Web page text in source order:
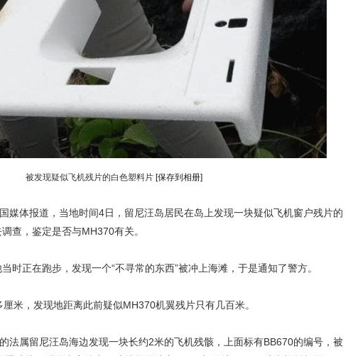
被发现疑似飞机残片的白色塑料片 [保存到相册]
体报道，当地时间4日，留尼汪岛居民在岛上发现一块疑似飞机窗户残片的
查，鉴定是否与MH370有关。
正在跑步，发现一个“不寻常的东西”被冲上海滩，于是通知了警方。
，发现地距离此前疑似MH370机翼残片只有几百米。
属留尼汪岛海边发现一块长约2米的飞机残骸，上面标有BB670的编号，被